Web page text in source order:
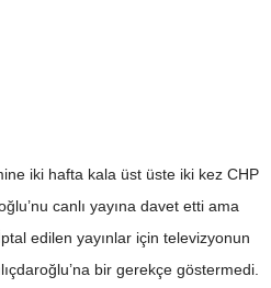
iki hafta kala üst üste iki kez CHP
canlı yayına davet etti ama
edilen yayınlar için televizyonun
bir gerekçe göstermedi.